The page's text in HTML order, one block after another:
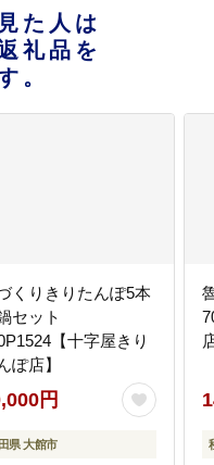
た人は
礼品を
。
くりきりたんぽ5本
セット
【十字屋きり
ぽ店】
円
県 大館市